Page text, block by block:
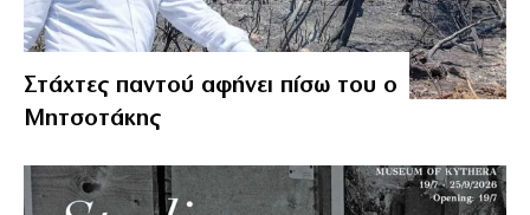
Στάχτες παντού αφήνει πίσω του ο
Μητσοτάκης